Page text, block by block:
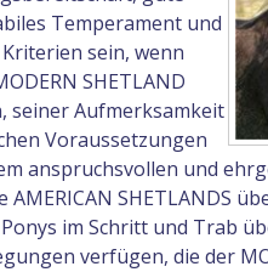
Temperament und
sein, wenn
SHETLAND
seiner Aufmerksamkeit
Voraussetzungen
anspruchsvollen und
SHETLANDS
im Schritt und Trab
verfügen, die der